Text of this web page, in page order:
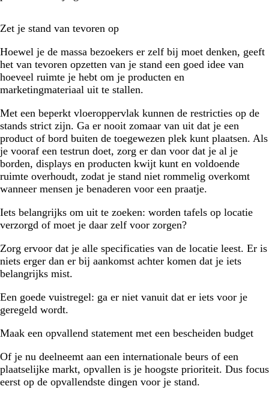
Zet je stand van tevoren op
Hoewel je de massa bezoekers er zelf bij moet denken, geeft
het van tevoren opzetten van je stand een goed idee van
hoeveel ruimte je hebt om je producten en
marketingmateriaal uit te stallen.
Met een beperkt vloeroppervlak kunnen de restricties op de
stands strict zijn. Ga er nooit zomaar van uit dat je een
product of bord buiten de toegewezen plek kunt plaatsen. Als
je vooraf een testrun doet, zorg er dan voor dat je al je
borden, displays en producten kwijt kunt en voldoende
ruimte overhoudt, zodat je stand niet rommelig overkomt
wanneer mensen je benaderen voor een praatje.
Iets belangrijks om uit te zoeken: worden tafels op locatie
verzorgd of moet je daar zelf voor zorgen?
Zorg ervoor dat je alle specificaties van de locatie leest. Er is
niets erger dan er bij aankomst achter komen dat je iets
belangrijks mist.
Een goede vuistregel: ga er niet vanuit dat er iets voor je
geregeld wordt.
Maak een opvallend statement met een bescheiden budget
Of je nu deelneemt aan een internationale beurs of een
plaatselijke markt, opvallen is je hoogste prioriteit. Dus focus
eerst op de opvallendste dingen voor je stand.